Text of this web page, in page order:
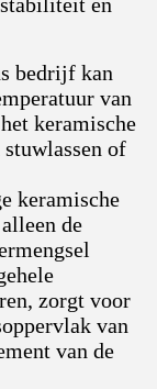
bedrijf kan
van
keramische
of
keramische
de
zorgt voor
van
van de